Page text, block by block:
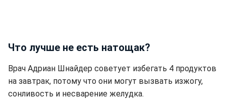
Что лучше не есть натощак?
Врач Адриан Шнайдер советует избегать 4 продуктов
на завтрак, потому что они могут вызвать изжогу,
сонливость и несварение желудка.